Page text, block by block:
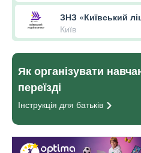
ЗНЗ «Київський
Київ
Як організувати
переїзді
Інструкція для батьків